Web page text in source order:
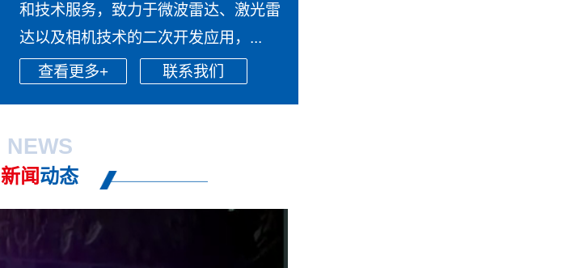
和技术服务，致力于微波雷达、激光雷
达以及相机技术的二次开发应用，...
查看更多+
联系我们
NEWS
新闻动态